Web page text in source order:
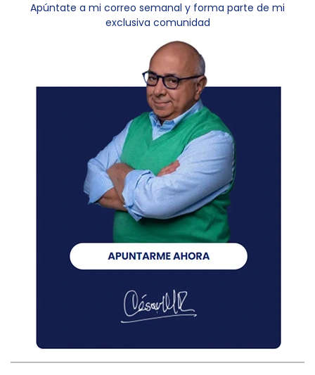
Apúntate a mi correo semanal y forma parte de mi
exclusiva comunidad